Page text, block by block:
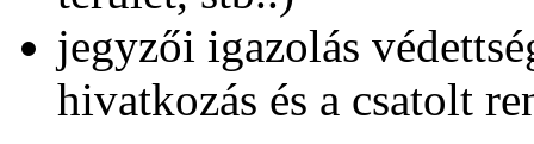
jegyzői igazolás
hivatkozás és a csatolt